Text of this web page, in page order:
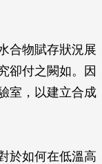
合物賦存狀況展
卻付之闕如。因
室，以建立合成
於如何在低溫高